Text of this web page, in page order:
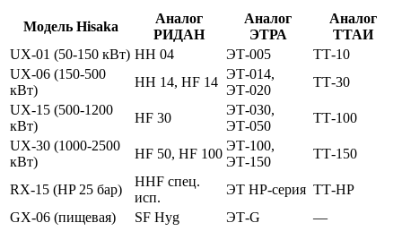
Модель Hisaka
Аналог
РИДАН
Аналог
ЭТРА
Аналог
ТТАИ
UX-01 (50-150 кВт) HH 04 ЭТ-005
ТТ-10
UX-06 (150-500
кВт)
HH 14, HF 14
ЭТ-014,
ЭТ-020
ТТ-30
UX-15 (500-1200
кВт)
HF 30
ЭТ-030,
ЭТ-050
ТТ-100
UX-30 (1000-2500
кВт)
HF 50, HF 100
ЭТ-100,
ЭТ-150
ТТ-150
RX-15 (HP 25 бар)
HHF спец.
исп.
ЭТ HP-серия ТТ-HP
GX-06 (пищевая)
SF Hyg ЭТ-G —